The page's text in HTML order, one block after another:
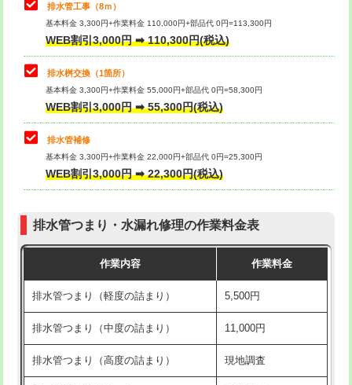
マス交換（深さ50㎝未満）
マス交換（深さ50㎝以上） 66,000円
コンクリート斫り（厚さ10㎝まで）
コンクリート斫り（厚さ10㎝超え）
モルタル補修（厚さ10㎝まで）
モルタル補修（厚さ10㎝超え）
追加人工 16,500円
現場見積
※給水管工事は20mmまでの価格です。
その他部品の脱着
交換・取付（タンク） 22,000円+材料費
交換・取付(単水栓（壁付・デッキ
式）)
交換・取付(混合水栓（壁付・デッキ
式・ワンホール）)
16,500円+材料費
交換・取付(排水栓・排水トラップ
交換・取付（その他部品） 11,000円+材料費
持込商品取付（単水栓） 13,200円
持込商品取付（混合水栓） 16,500円
持込商品取付（浄水器・分岐水栓） 16,500円
給水管工事※（ホール加工) 16,500円
給水管工事※（バンド止め) 3,300円
排水管工事（8ｍ）
基本料金 3,300円+作業料金 110,000円+部品代 0円=113,300円
WEB割引3,000円 ➡ 110,300円(税込)
排水桝交換（1箇所）
基本料金 3,300円+作業料金 55,000円+部品代 0円=58,300円
WEB割引3,000円 ➡ 55,300円(税込)
排水管補修
基本料金 3,300円+作業料金 22,000円+部品代 0円=25,300円
WEB割引3,000円 ➡ 22,300円(税込)
排水管つまり・水漏れ修理の作業料金表
作業内容 作業料金
排水管つまり（軽度の詰まり） 5,500円
排水管つまり（中度の詰まり） 11,000円
排水管つまり（高度の詰まり） 現地調査